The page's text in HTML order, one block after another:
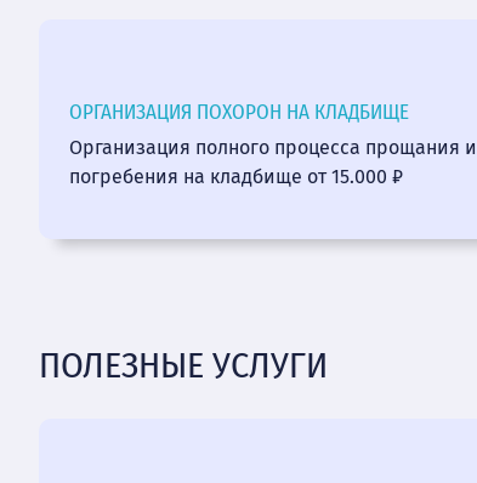
ОРГАНИЗАЦИЯ ПОХОРОН НА КЛАДБИЩЕ
Организация полного процесса прощания и
погребения на кладбище от 15.000 ₽
ПОЛЕЗНЫЕ УСЛУГИ